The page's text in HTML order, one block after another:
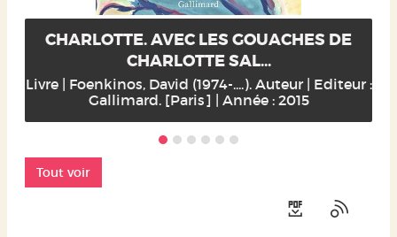
CHARLOTTE. AVEC LES GOUACHES DE
CHARLOTTE SAL...
Livre | Foenkinos, David (1974-....). Auteur | Editeur :
Gallimard. [Paris] | Année : 2015
Tout voir